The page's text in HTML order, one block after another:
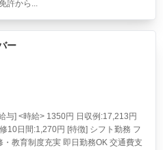
許から...
ー
与] <時給> 1350円 日収例:17,213円
10日間:1,270円 [特徴] シフト勤務 フ
教育制度充実 即日勤務OK 交通費支